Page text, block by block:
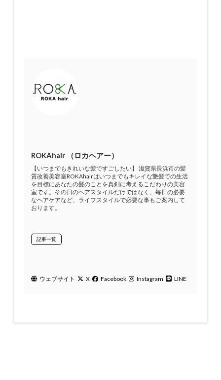
ROKAhair （ロカヘアー）
【いつまでもきれいな髪ですごしたい】 滋賀県長浜市の髪
質改善美容室ROKAhairはいつまでもキレイな艶髪での生活
を目標にあなたの髪のことを真剣に考えるこだわりの美容
室です。その日のヘアスタイルだけではなく、毎日の必要
なヘアケアなど、ライフスタイルで必要な事もご案内して
おります。
記事一覧
ウェブサイト X Facebook Instagram LINE